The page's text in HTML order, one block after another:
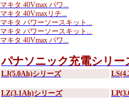
マキタ 40Vmax パワ...
マキタ 40Vmaxリチ...
マキタ パワーソースキット...
マキタ パワーソースキット...
マキタ 40Vmax パワ...
パナソニック充電シリー
LJ(5.0Ah)シリーズ
LZ(3.1Ah)シリーズ